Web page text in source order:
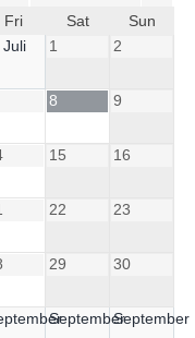
Fri Sat
Sun
Juli 1 2
8 9
15 16
22 23
29 30
SeptemberSeptember